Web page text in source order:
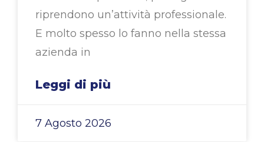
riprendono un’attività professionale.
E molto spesso lo fanno nella stessa
azienda in
Leggi di più
7 Agosto 2026